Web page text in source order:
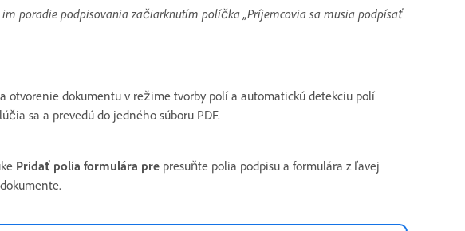
poradie podpisovania začiarknutím políčka „Príjemcovia sa musia podpísať
otvorenie dokumentu v režime tvorby polí a automatickú detekciu polí
sa a prevedú do jedného súboru PDF.
Pridať polia formulára pre presuňte polia podpisu a formulára z ľavej